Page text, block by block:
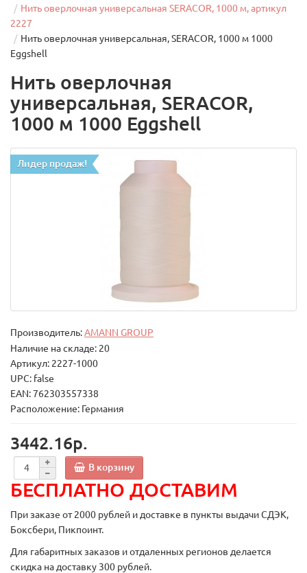
Нить оверлочная универсальная SERACOR, 1000 м, артикул
2227
Нить оверлочная универсальная, SERACOR, 1000 м 1000
Eggshell
Нить оверлочная
универсальная, SERACOR,
1000 м 1000 Eggshell
Лидер продаж!
Производитель:AMANN GROUP
Наличие на складе: 20
Артикул: 2227-1000
UPC: false
EAN: 762303557338
Расположение: Германия
3442.16р.
В корзину
БЕСПЛАТНО ДОСТАВИМ
При заказе от 2000 рублей и доставке в пункты выдачи СДЭК,
Боксбери, Пикпоинт.
Для габаритных заказов и отдаленных регионов делается
скидка на доставку 300 рублей.